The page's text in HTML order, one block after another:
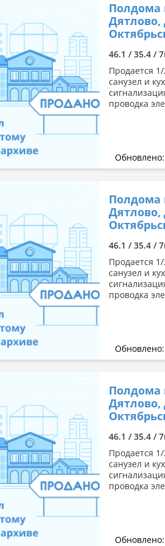
Полдома
Дятлово,
46.1 / 35.4 /
Продается
санузел и
проводка
Полдома
Дятлово,
46.1 / 35.4 /
Продается
санузел и
проводка
Полдома
Дятлово,
46.1 / 35.4 /
Продается
санузел и
проводка